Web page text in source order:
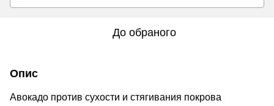
До обраного
Опис
Авокадо против сухости и стягивания покрова